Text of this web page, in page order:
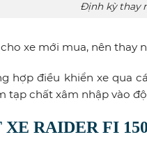
Định kỳ thay
xe mới mua, nên thay
hợp điều khiển xe qua
tạp chất xâm nhập vào
XE RAIDER FI